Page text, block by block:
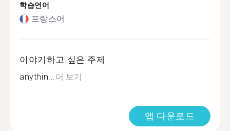
학습언어
프랑스어
이야기하고 싶은 주제
anythin...더 보기
앱 다운로드